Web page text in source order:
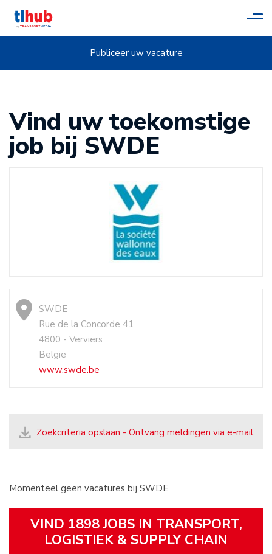
Publiceer uw vacature
Vind uw toekomstige
job bij SWDE
SWDE
Rue de la Concorde 41
4800 - Verviers
België
www.swde.be
Zoekcriteria opslaan - Ontvang meldingen via e-mail
Momenteel geen vacatures bij SWDE
VIND 1898 JOBS IN TRANSPORT,
LOGISTIEK & SUPPLY CHAIN